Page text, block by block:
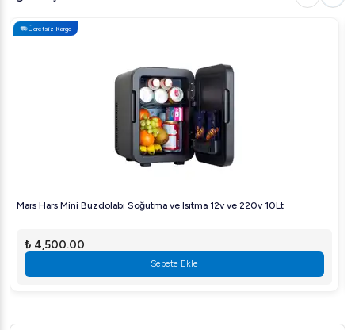
Ücretsiz Kargo
Mars Hars Mini Buzdolabı Soğutma ve Isıtma 12v ve 220v 10Lt
₺ 4,500.00
Sepete Ekle